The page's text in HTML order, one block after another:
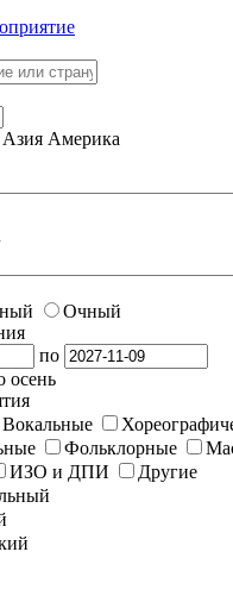
Азия Америка
Очный
по
осень
Вокальные
Фольклорные
ИЗО и ДПИ
Другие